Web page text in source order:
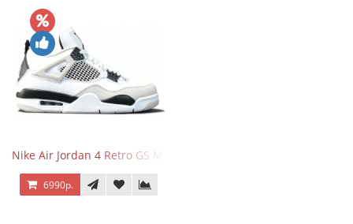
Nike Air Jordan 4 Retro GS Military Black
6990р.